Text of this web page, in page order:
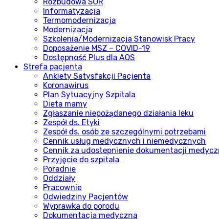
Informatyzacja
Termomodernizacja
Modernizacja
Szkolenia/Modernizacja Stanowisk Pracy
Doposażenie MSZ – COVID-19
Dostępność Plus dla AOS
Strefa pacjenta
Ankiety Satysfakcji Pacjenta
Koronawirus
Plan Sytuacyjny Szpitala
Dieta mamy
Zgłaszanie niepożądanego działania leku
Zespół ds. Etyki
Zespół ds. osób ze szczególnymi potrzebami
Cennik usług medycznych i niemedycznych
Cennik za udostepnienie dokumentacji
Przyjęcie do szpitala
Poradnie
Oddziały
Pracownie
Odwiedziny Pacjentów
Wyprawka do porodu
Dokumentacja medyczna